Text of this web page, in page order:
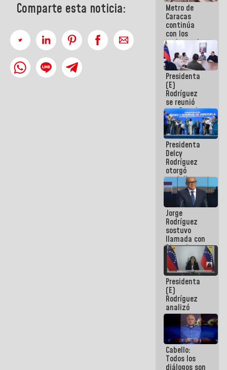
Comparte esta noticia: Metro de
Caracas
continúa
con los
trabajos de
mantenimiento
e inspección
en la Línea 2
Presidenta
(E)
Rodríguez
se reunió
con Estado
Mayor
Eléctrico
para
abordar
planes de
acción
Presidenta
Delcy
Rodríguez
otorgó
medalla
"Héroe de
Venezuela"
a servidores
públicos
Jorge
Rodríguez
sostuvo
llamada con
Dinorah
Figuera y
acuerdan
primer
encuentro
presencial
para el
diálogo
Presidenta
(E)
Rodríguez
analizó
junto a
gobernadores
planes de
recuperación
del Sistema
Eléctrico
Cabello:
Todos los
diálogos son